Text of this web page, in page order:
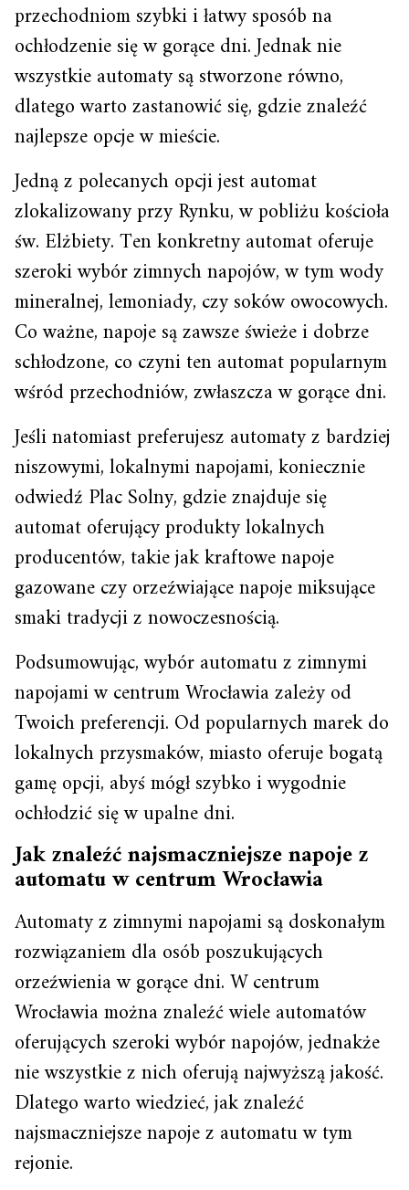
przechodniom szybki i łatwy sposób na
ochłodzenie się w gorące dni. Jednak nie
wszystkie automaty są stworzone równo,
dlatego warto zastanowić się, gdzie znaleźć
najlepsze opcje w mieście.
Jedną z polecanych opcji jest automat
zlokalizowany przy Rynku, w pobliżu kościoła
św. Elżbiety. Ten konkretny automat oferuje
szeroki wybór zimnych napojów, w tym wody
mineralnej, lemoniady, czy soków owocowych.
Co ważne, napoje są zawsze świeże i dobrze
schłodzone, co czyni ten automat popularnym
wśród przechodniów, zwłaszcza w gorące dni.
Jeśli natomiast preferujesz automaty z bardziej
niszowymi, lokalnymi napojami, koniecznie
odwiedź Plac Solny, gdzie znajduje się
automat oferujący produkty lokalnych
producentów, takie jak kraftowe napoje
gazowane czy orzeźwiające napoje miksujące
smaki tradycji z nowoczesnością.
Podsumowując, wybór automatu z zimnymi
napojami w centrum Wrocławia zależy od
Twoich preferencji. Od popularnych marek do
lokalnych przysmaków, miasto oferuje bogatą
gamę opcji, abyś mógł szybko i wygodnie
ochłodzić się w upalne dni.
Jak znaleźć najsmaczniejsze napoje z
automatu w centrum Wrocławia
Automaty z zimnymi napojami są doskonałym
rozwiązaniem dla osób poszukujących
orzeźwienia w gorące dni. W centrum
Wrocławia można znaleźć wiele automatów
oferujących szeroki wybór napojów, jednakże
nie wszystkie z nich oferują najwyższą jakość.
Dlatego warto wiedzieć, jak znaleźć
najsmaczniejsze napoje z automatu w tym
rejonie.